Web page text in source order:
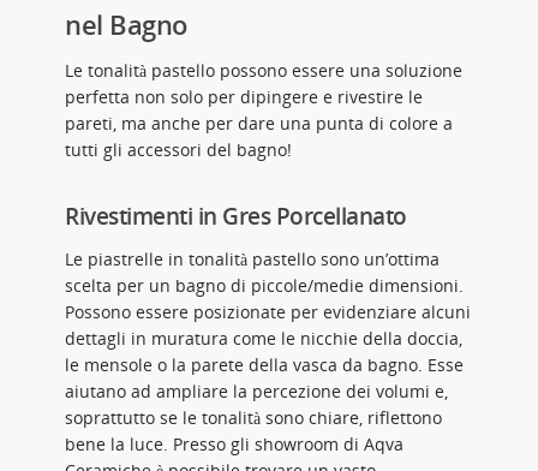
nel Bagno
Le tonalità pastello possono essere una soluzione
perfetta non solo per dipingere e rivestire le
pareti, ma anche per dare una punta di colore a
tutti gli accessori del bagno!
Rivestimenti in Gres Porcellanato
Le piastrelle in tonalità pastello sono un’ottima
scelta per un bagno di piccole/medie dimensioni.
Possono essere posizionate per evidenziare alcuni
dettagli in muratura come le nicchie della doccia,
le mensole o la parete della vasca da bagno. Esse
aiutano ad ampliare la percezione dei volumi e,
soprattutto se le tonalità sono chiare, riflettono
bene la luce. Presso gli showroom di Aqva